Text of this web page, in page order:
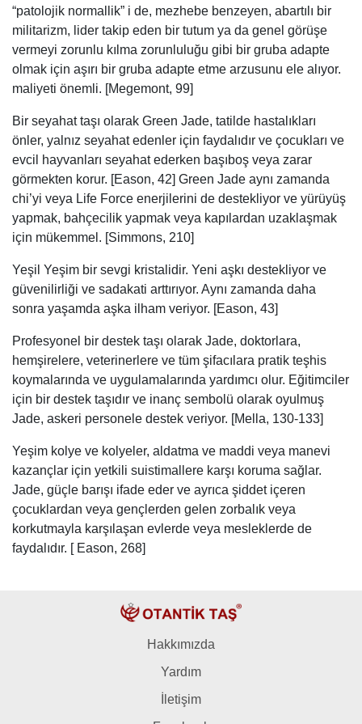
“patolojik normallik” i de, mezhebe benzeyen, abartılı bir
militarizm, lider takip eden bir tutum ya da genel görüşe
vermeyi zorunlu kılma zorunluluğu gibi bir gruba adapte
olmak için aşırı bir gruba adapte etme arzusunu ele alıyor.
maliyeti önemli. [Megemont, 99]
Bir seyahat taşı olarak Green Jade, tatilde hastalıkları
önler, yalnız seyahat edenler için faydalıdır ve çocukları ve
evcil hayvanları seyahat ederken başıboş veya zarar
görmekten korur. [Eason, 42] Green Jade aynı zamanda
chi’yi veya Life Force enerjilerini de destekliyor ve yürüyüş
yapmak, bahçecilik yapmak veya kapılardan uzaklaşmak
için mükemmel. [Simmons, 210]
Yeşil Yeşim bir sevgi kristalidir. Yeni aşkı destekliyor ve
güvenilirliği ve sadakati arttırıyor. Aynı zamanda daha
sonra yaşamda aşka ilham veriyor. [Eason, 43]
Profesyonel bir destek taşı olarak Jade, doktorlara,
hemşirelere, veterinerlere ve tüm şifacılara pratik teşhis
koymalarında ve uygulamalarında yardımcı olur. Eğitimciler
için bir destek taşıdır ve inanç sembolü olarak oyulmuş
Jade, askeri personele destek veriyor. [Mella, 130-133]
Yeşim kolye ve kolyeler, aldatma ve maddi veya manevi
kazançlar için yetkili suistimallere karşı koruma sağlar.
Jade, güçle barışı ifade eder ve ayrıca şiddet içeren
çocuklardan veya gençlerden gelen zorbalık veya
korkutmayla karşılaşan evlerde veya mesleklerde de
faydalıdır. [ Eason, 268]
Hakkımızda
Yardım
İletişim